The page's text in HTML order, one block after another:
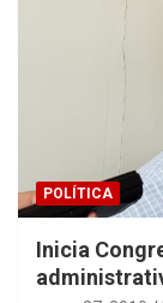
POLÍTICA
Inicia